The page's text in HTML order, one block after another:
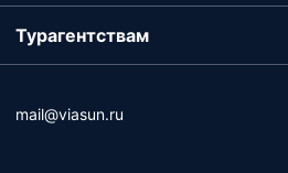
Турагентствам
mail@viasun.ru